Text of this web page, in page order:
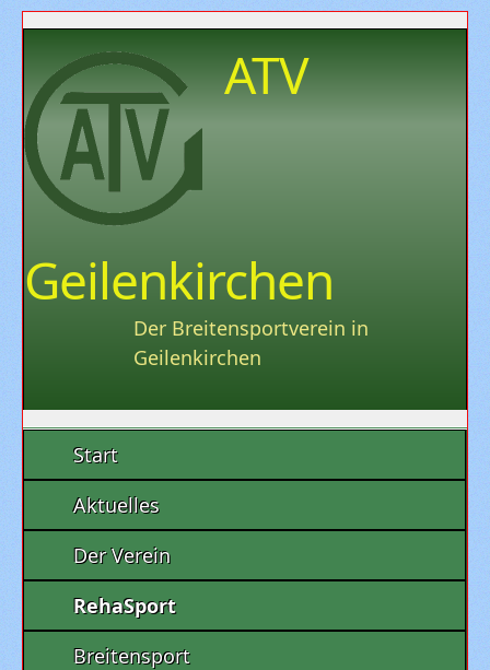
ATV
Geilenkirchen
Der Breitensportverein in
Geilenkirchen
Start
Aktuelles
Der Verein
RehaSport
Breitensport